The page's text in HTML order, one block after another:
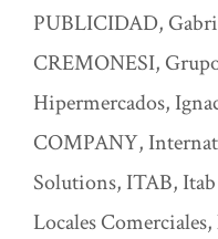
PUBLICIDAD,
CREMONESI,
Hipermercados,
COMPANY,
Solutions, ITAB,
Locales Comerciales,